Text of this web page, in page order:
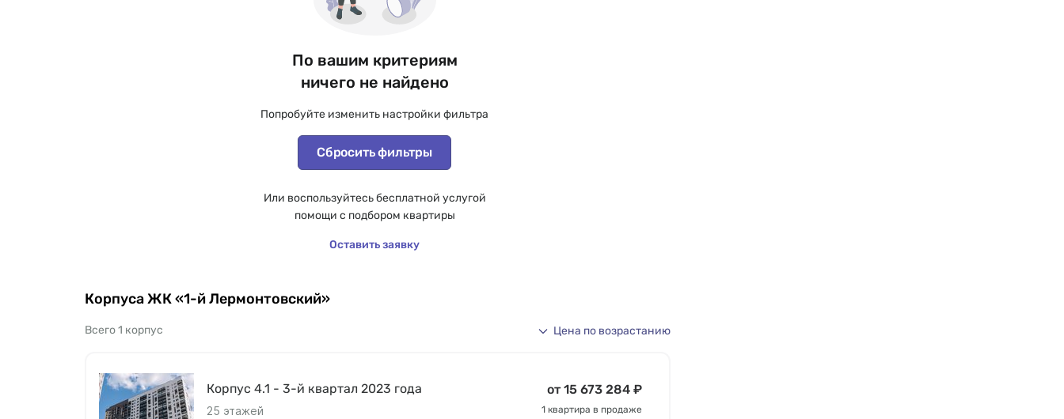
По вашим критериям
ничего не найдено
Попробуйте изменить настройки фильтра
Сбросить фильтры
Или воспользуйтесь бесплатной услугой
помощи с подбором квартиры
Оставить заявку
Корпуса ЖК «1-й Лермонтовский»
Всего 1 корпус Цена по возрастанию
Корпус 4.1 - 3-й квартал 2023 года
25 этажей
от 15 673 284 ₽
1 квартира в продаже